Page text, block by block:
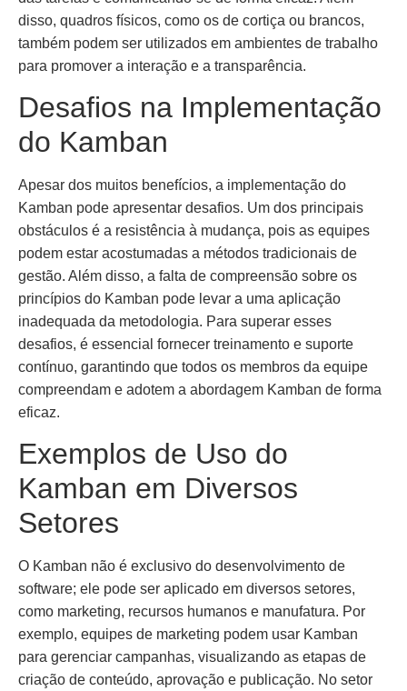
disso, quadros físicos, como os de cortiça ou brancos,
também podem ser utilizados em ambientes de trabalho
para promover a interação e a transparência.
Desafios na Implementação
do Kamban
Apesar dos muitos benefícios, a implementação do
Kamban pode apresentar desafios. Um dos principais
obstáculos é a resistência à mudança, pois as equipes
podem estar acostumadas a métodos tradicionais de
gestão. Além disso, a falta de compreensão sobre os
princípios do Kamban pode levar a uma aplicação
inadequada da metodologia. Para superar esses
desafios, é essencial fornecer treinamento e suporte
contínuo, garantindo que todos os membros da equipe
compreendam e adotem a abordagem Kamban de forma
eficaz.
Exemplos de Uso do
Kamban em Diversos
Setores
O Kamban não é exclusivo do desenvolvimento de
software; ele pode ser aplicado em diversos setores,
como marketing, recursos humanos e manufatura. Por
exemplo, equipes de marketing podem usar Kamban
para gerenciar campanhas, visualizando as etapas de
criação de conteúdo, aprovação e publicação. No setor